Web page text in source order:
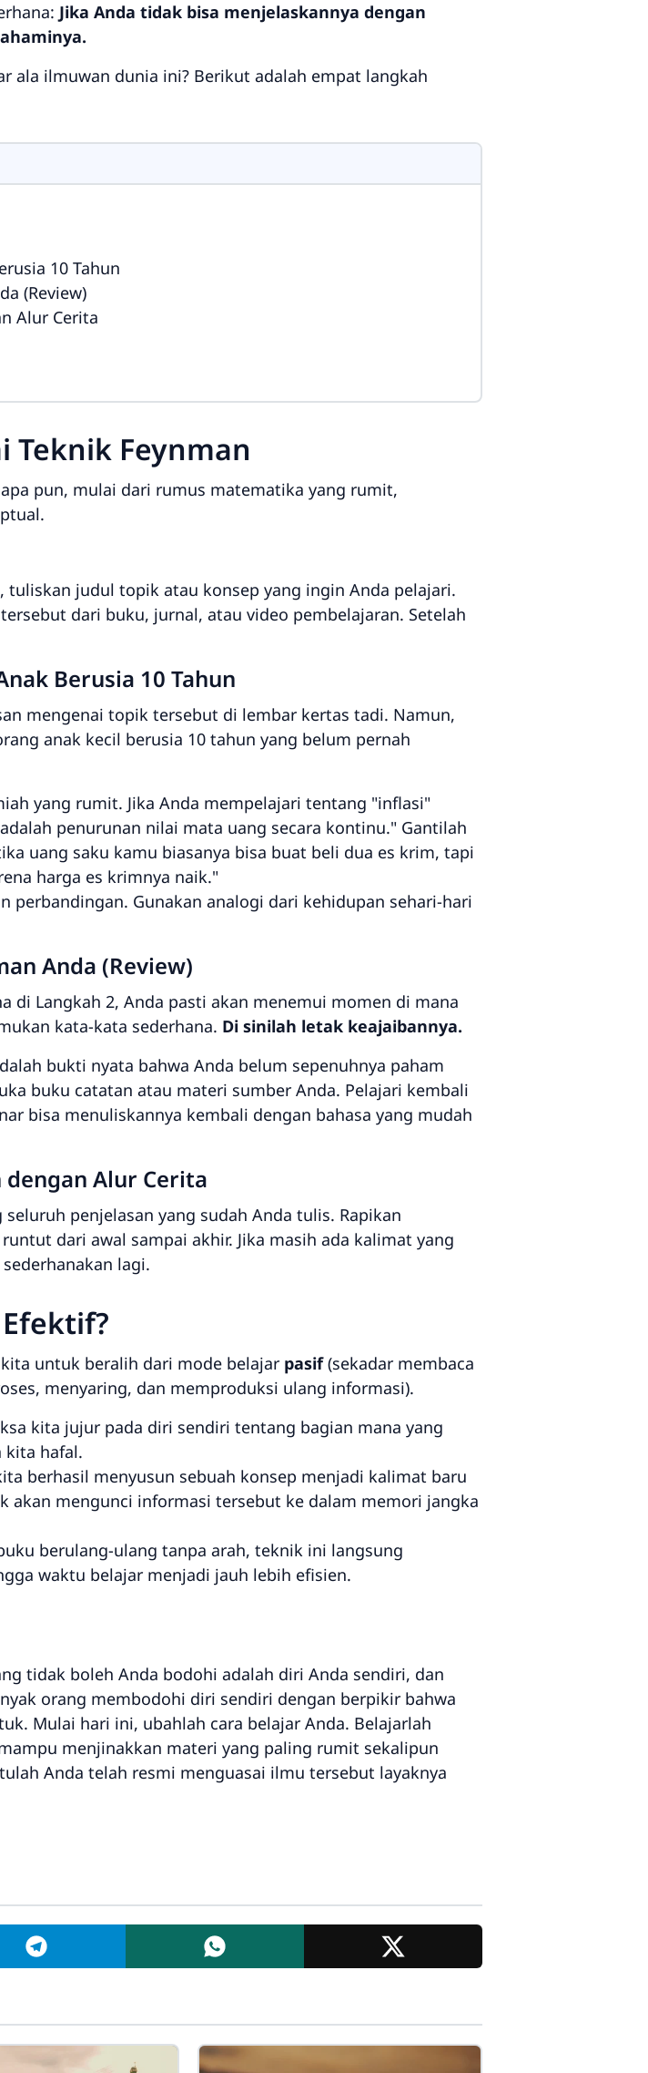
Jika Anda tidak bisa menjelaskannya dengan
ala ilmuwan dunia ini? Berikut adalah empat langkah
10 Tahun
(Review)
Alur Cerita
Teknik Feynman
pun, mulai dari rumus matematika yang rumit,
judul topik atau konsep yang ingin Anda pelajari.
dari buku, jurnal, atau video pembelajaran. Setelah
Berusia 10 Tahun
mengenai topik tersebut di lembar kertas tadi. Namun,
anak kecil berusia 10 tahun yang belum pernah
yang rumit. Jika Anda mempelajari tentang "inflasi"
penurunan nilai mata uang secara kontinu." Gantilah
uang saku kamu biasanya bisa buat beli dua es krim, tapi
harga es krimnya naik."
perbandingan. Gunakan analogi dari kehidupan sehari-hari
Anda (Review)
di Langkah 2, Anda pasti akan menemui momen di mana
kata-kata sederhana. Di sinilah letak keajaibannya.
bukti nyata bahwa Anda belum sepenuhnya paham
buku catatan atau materi sumber Anda. Pelajari kembali
bisa menuliskannya kembali dengan bahasa yang mudah
dengan Alur Cerita
penjelasan yang sudah Anda tulis. Rapikan
dari awal sampai akhir. Jika masih ada kalimat yang
lagi.
untuk beralih dari mode belajar pasif(sekadar membaca
menyaring, dan memproduksi ulang informasi).
kita jujur pada diri sendiri tentang bagian mana yang
kita hafal.
berhasil menyusun sebuah konsep menjadi kalimat baru
akan mengunci informasi tersebut ke dalam memori jangka
berulang-ulang tanpa arah, teknik ini langsung
waktu belajar menjadi jauh lebih efisien.
tidak boleh Anda bodohi adalah diri Anda sendiri, dan
orang membodohi diri sendiri dengan berpikir bahwa
Mulai hari ini, ubahlah cara belajar Anda. Belajarlah
menjinakkan materi yang paling rumit sekalipun
Anda telah resmi menguasai ilmu tersebut layaknya